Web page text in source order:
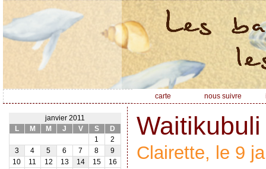
carte nous suivre
janvier 2011
L
M M J V S
D
1
2
3
4 5 6 7 8
9
10
11 12 13 14 15
16
Clairette, le 9